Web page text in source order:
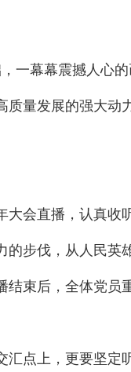
幕幕震撼人心
量发展的强大动
会直播，认真收
步伐，从人民英
束后，全体党员
点上，更要坚定